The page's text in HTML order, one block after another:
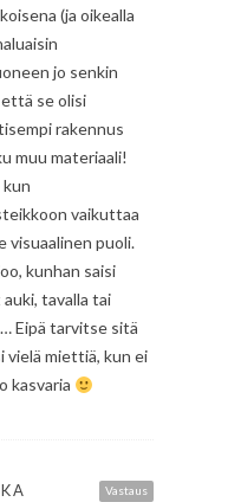
(ja oikealla
jo senkin
se olisi
rakennus
muu materiaali!
vaikuttaa
visuaalinen puoli.
kunhan saisi
tavalla tai
Eipä tarvitse sitä
vielä miettiä, kun ei
kasvaria
Vastaus